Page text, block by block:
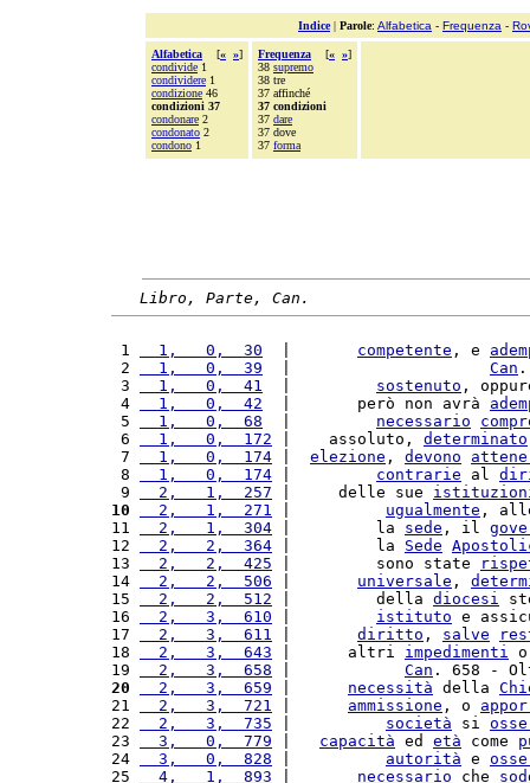
Indice| Parole: Alfabetica - Frequenza -
Alfabetica [« »]
condivide 1
condividere 1
condizione 46
condizioni 37
condonare 2
condonato 2
condono 1
Frequenza [« »]
38 supremo
38 tre
37 affinché
37 condizioni
37 dare
37 dove
37 forma
Libro, Parte, Can.
1
  1,   0,  30
competente , e
2
  1,   0,  39
Can
3
  1,   0,  41
sostenuto ,
4
  1,   0,  42
  |       però non avrà
5
  1,   0,  68
necessario
6
  1,   0,  172
|    assoluto, determinato
7
  1,   0,  174
elezione , devono
8
  1,   0,  174
contrarie al
9
  2,   1,  257
|     delle sue
10
  2,   1,  271
ugualmente ,
11
  2,   1,  304
|         la sede , il
12
  2,   2,  364
|         la Sede
13
  2,   2,  425
|         sono state
14
  2,   2,  506
universale ,
15
  2,   2,  512
|         della diocesi
16
  2,   3,  610
istituto e
17
  2,   3,  611
diritto , salve
18
  2,   3,  643
|      altri impedimenti
19
  2,   3,  658
Can . 658 -
20
  2,   3,  659
necessità della
21
  2,   3,  721
ammissione , o
22
  2,   3,  735
società si
23
  3,   0,  779
capacità ed età come
24
  3,   0,  828
autorità e
25
  4,   1,  893
necessario che